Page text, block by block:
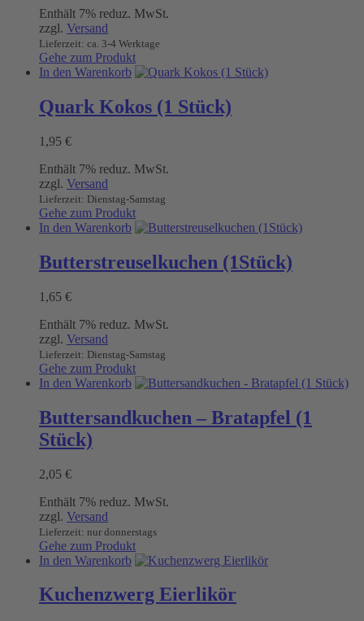
Enthält 7% reduz. MwSt.
zzgl. Versand
Lieferzeit: ca. 3-4 Werktage
Gehe zum Produkt
In den Warenkorb
Quark Kokos (1 Stück)
1,95 €
Enthält 7% reduz. MwSt.
zzgl. Versand
Lieferzeit: Dienstag-Samstag
Gehe zum Produkt
In den Warenkorb
Butterstreuselkuchen (1Stück)
1,65 €
Enthält 7% reduz. MwSt.
zzgl. Versand
Lieferzeit: Dienstag-Samstag
Gehe zum Produkt
In den Warenkorb
Buttersandkuchen – Bratapfel (1
Stück)
2,05 €
Enthält 7% reduz. MwSt.
zzgl. Versand
Lieferzeit: nur donnerstags
Gehe zum Produkt
In den Warenkorb
Kuchenzwerg Eierlikör